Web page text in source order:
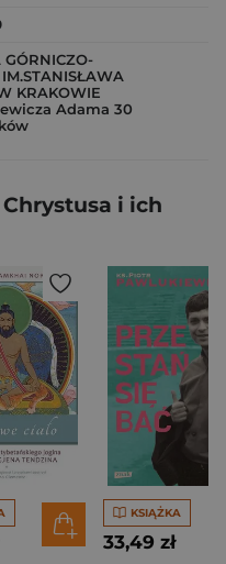
KRAKOWIE
Adama 30
i ich
KSIĄŻKA
33,49 zł